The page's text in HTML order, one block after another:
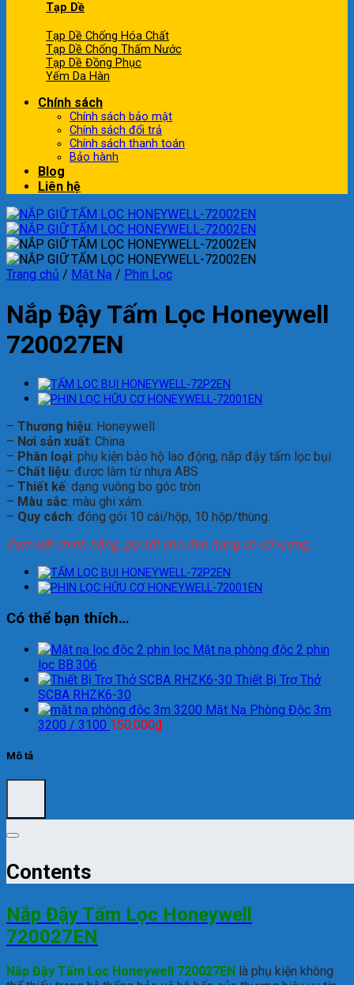
Tạp Dề
Tạp Dề Chống Hóa Chất
Tạp Dề Chống Thấm Nước
Tạp Dề Đồng Phục
Yếm Da Hàn
Chính sách
Chính sách bảo mật
Chính sách đổi trả
Chính sách thanh toán
Bảo hành
Blog
Liên hệ
Trang chủ / Mặt Nạ / Phin Lọc
Nắp Đậy Tấm Lọc Honeywell
720027EN
– Thương hiệu: Honeywell
– Nơi sản xuất: China
– Phân loại: phụ kiện bảo hộ lao động, nắp đậy tấm lọc bụi
– Chất liệu: được làm từ nhựa ABS
– Thiết kế: dạng vuông bo góc tròn
– Màu sắc: màu ghi xám.
– Quy cách: đóng gói 10 cái/hộp, 10 hộp/thùng.
Cam kết chính hãng, giá tốt cho đơn hàng có số lượng.
Có thể bạn thích…
Mặt nạ phòng độc 2 phin
lọc BB.306
Thiết Bị Trợ Thở
SCBA RHZK6-30
Mặt Nạ Phòng Độc 3m
3200 / 3100 150.000₫
Mô tả
Contents
Nắp Đậy Tấm Lọc Honeywell
720027EN
Nắp Đậy Tấm Lọc Honeywell 720027EN à phụ kiện không